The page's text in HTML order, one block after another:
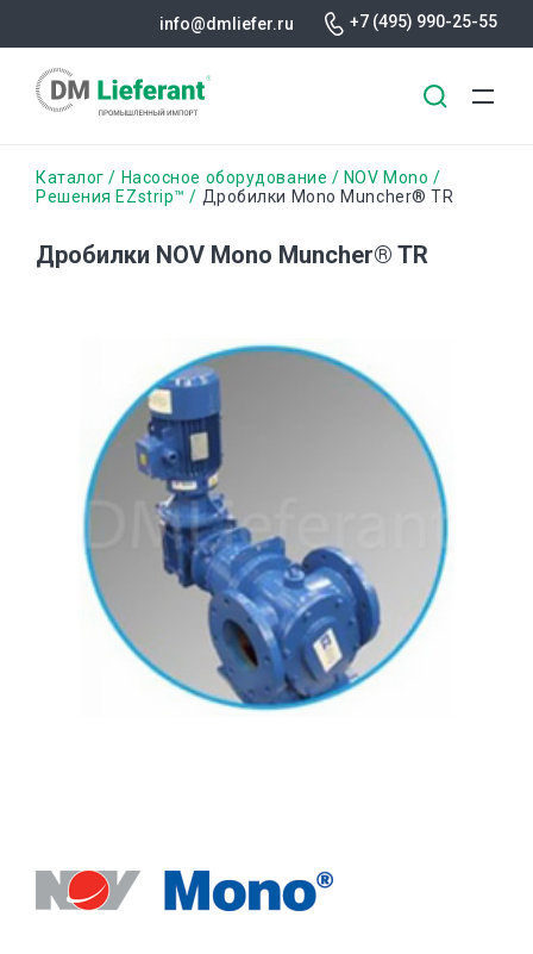
содержанию
info@dmliefer.ru +7 (495) 990-25-55
Строка
Каталог Насосное оборудование
NOV Mono
Решения EZstrip™
Дробилки Mono Muncher® TR
Дробилки NOV Mono Muncher® TR